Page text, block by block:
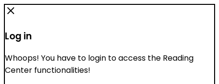
Log in
Whoops! You have to login to access the Reading
Center functionalities!